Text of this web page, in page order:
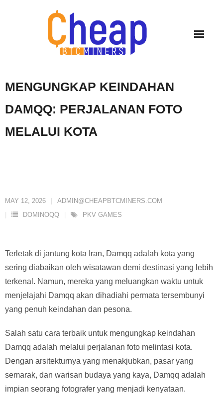
MENGUNGKAP KEINDAHAN
DAMQQ: PERJALANAN FOTO
MELALUI KOTA
MAY 12, 2026
ADMIN@CHEAPBTCMINERS.COM
DOMINOQQ
PKV GAMES
Terletak di jantung kota Iran, Damqq adalah kota yang
sering diabaikan oleh wisatawan demi destinasi yang lebih
terkenal. Namun, mereka yang meluangkan waktu untuk
menjelajahi Damqq akan dihadiahi permata tersembunyi
yang penuh keindahan dan pesona.
Salah satu cara terbaik untuk mengungkap keindahan
Damqq adalah melalui perjalanan foto melintasi kota.
Dengan arsitekturnya yang menakjubkan, pasar yang
semarak, dan warisan budaya yang kaya, Damqq adalah
impian seorang fotografer yang menjadi kenyataan.